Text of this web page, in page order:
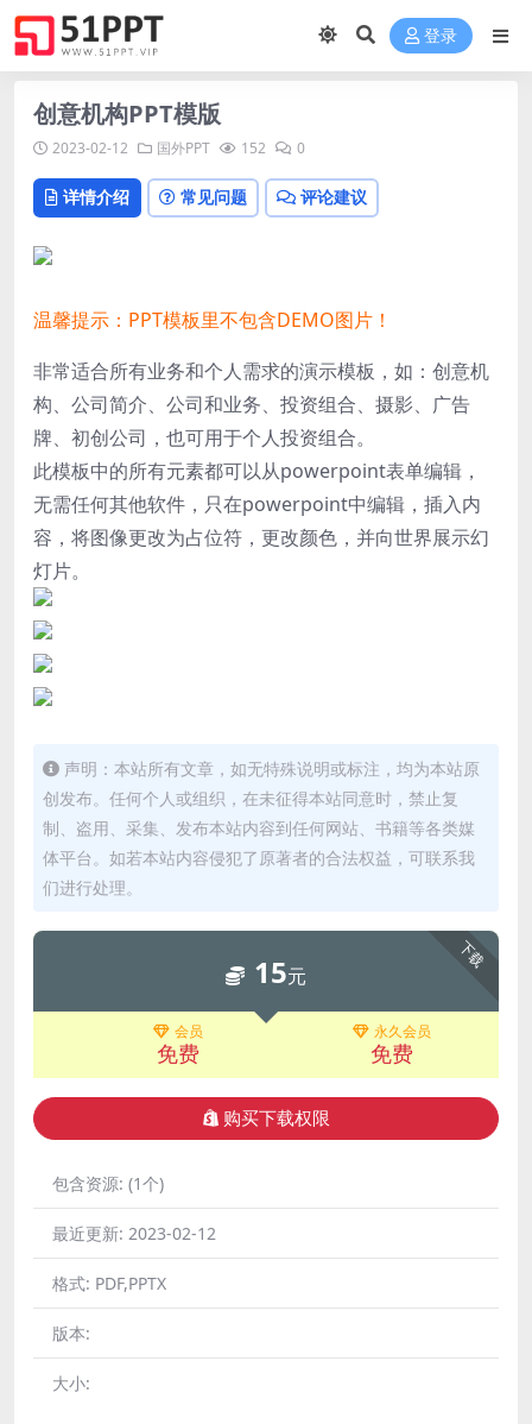
登录
创意机构PPT模版
2023-02-12 国外PPT 152 0
详情介绍 常见问题 评论建议
温馨提示：PPT模板里不包含DEMO图片！
非常适合所有业务和个人需求的演示模板，如：创意机
构、公司简介、公司和业务、投资组合、摄影、广告
牌、初创公司，也可用于个人投资组合。
此模板中的所有元素都可以从powerpoint表单编辑，
无需任何其他软件，只在powerpoint中编辑，插入内
容，将图像更改为占位符，更改颜色，并向世界展示幻
灯片。
声明：本站所有文章，如无特殊说明或标注，均为本站原
创发布。任何个人或组织，在未征得本站同意时，禁止复
制、盗用、采集、发布本站内容到任何网站、书籍等各类媒
体平台。如若本站内容侵犯了原著者的合法权益，可联系我
们进行处理。
下载
15元
会员
免费
永久会员
免费
购买下载权限
包含资源: (1个)
最近更新: 2023-02-12
格式: PDF,PPTX
版本:
大小: